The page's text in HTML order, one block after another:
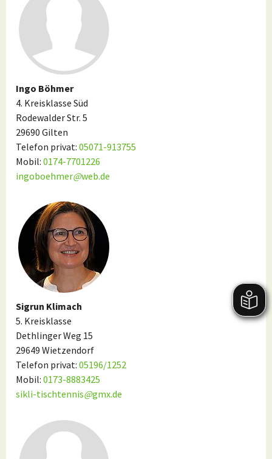
Ingo Böhmer
4. Kreisklasse Süd
Rodewalder Str. 5
29690 Gilten
Telefon privat: 05071-913755
Mobil: 0174-7701226
ingoboehmer@web.de
Sigrun Klimach
5. Kreisklasse
Dethlinger Weg 15
29649 Wietzendorf
Telefon privat: 05196/1252
Mobil: 0173-8883425
sikli-tischtennis@gmx.de